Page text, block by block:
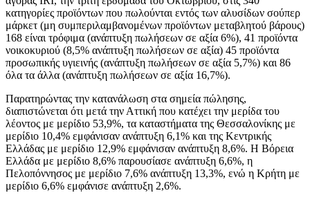
κατηγορίες προϊόντων που πωλούνται εντός των αλυσίδων σούπερ
μάρκετ (μη συμπεριλαμβανομένων προϊόντων μεταβλητού βάρους)
168 είναι τρόφιμα (ανάπτυξη πωλήσεων σε αξία 6%), 41 προϊόντα
νοικοκυριού (8,5% ανάπτυξη πωλήσεων σε αξία) 45 προϊόντα
προσωπικής υγιεινής (ανάπτυξη πωλήσεων σε αξία 5,7%) και 86
όλα τα άλλα (ανάπτυξη πωλήσεων σε αξία 16,7%).
Παρατηρώντας την κατανάλωση στα σημεία πώλησης,
διαπιστώνεται ότι μετά την Αττική που κατέχει την μερίδα του
λέοντος με μερίδιο 53,9%, τα καταστήματα της Θεσσαλονίκης με
μερίδιο 10,4% εμφάνισαν ανάπτυξη 6,1% και της Κεντρικής
Ελλάδας με μερίδιο 12,9% εμφάνισαν ανάπτυξη 8,6%. Η Βόρεια
Ελλάδα με μερίδιο 8,6% παρουσίασε ανάπτυξη 6,6%, η
Πελοπόννησος με μερίδιο 7,6% ανάπτυξη 13,3%, ενώ η Κρήτη με
μερίδιο 6,6% εμφάνισε ανάπτυξη 2,6%.